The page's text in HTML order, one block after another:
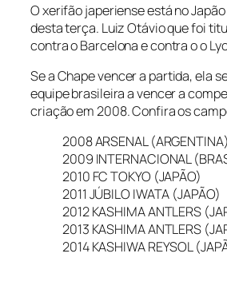
O xerifão japeriense está no
desta terça. Luiz Otávio que foi
contra o Barcelona e contra o o
Se a Chape vencer a partida, ela
equipe brasileira a vencer a
criação em 2008. Confira os
2008 ARSENAL (ARGENTINA)
2009 INTERNACIONAL
2010 FC TOKYO (JAPÃO)
2011 JÚBILO IWATA (JAPÃO)
2012 KASHIMA ANTLERS
2013 KASHIMA ANTLERS
2014 KASHIWA REYSOL